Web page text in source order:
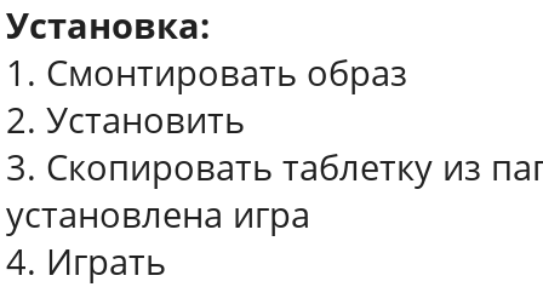
Установка:
1. Смонтировать образ
2. Установить
3. Скопировать таблетку из
установлена игра
4. Играть